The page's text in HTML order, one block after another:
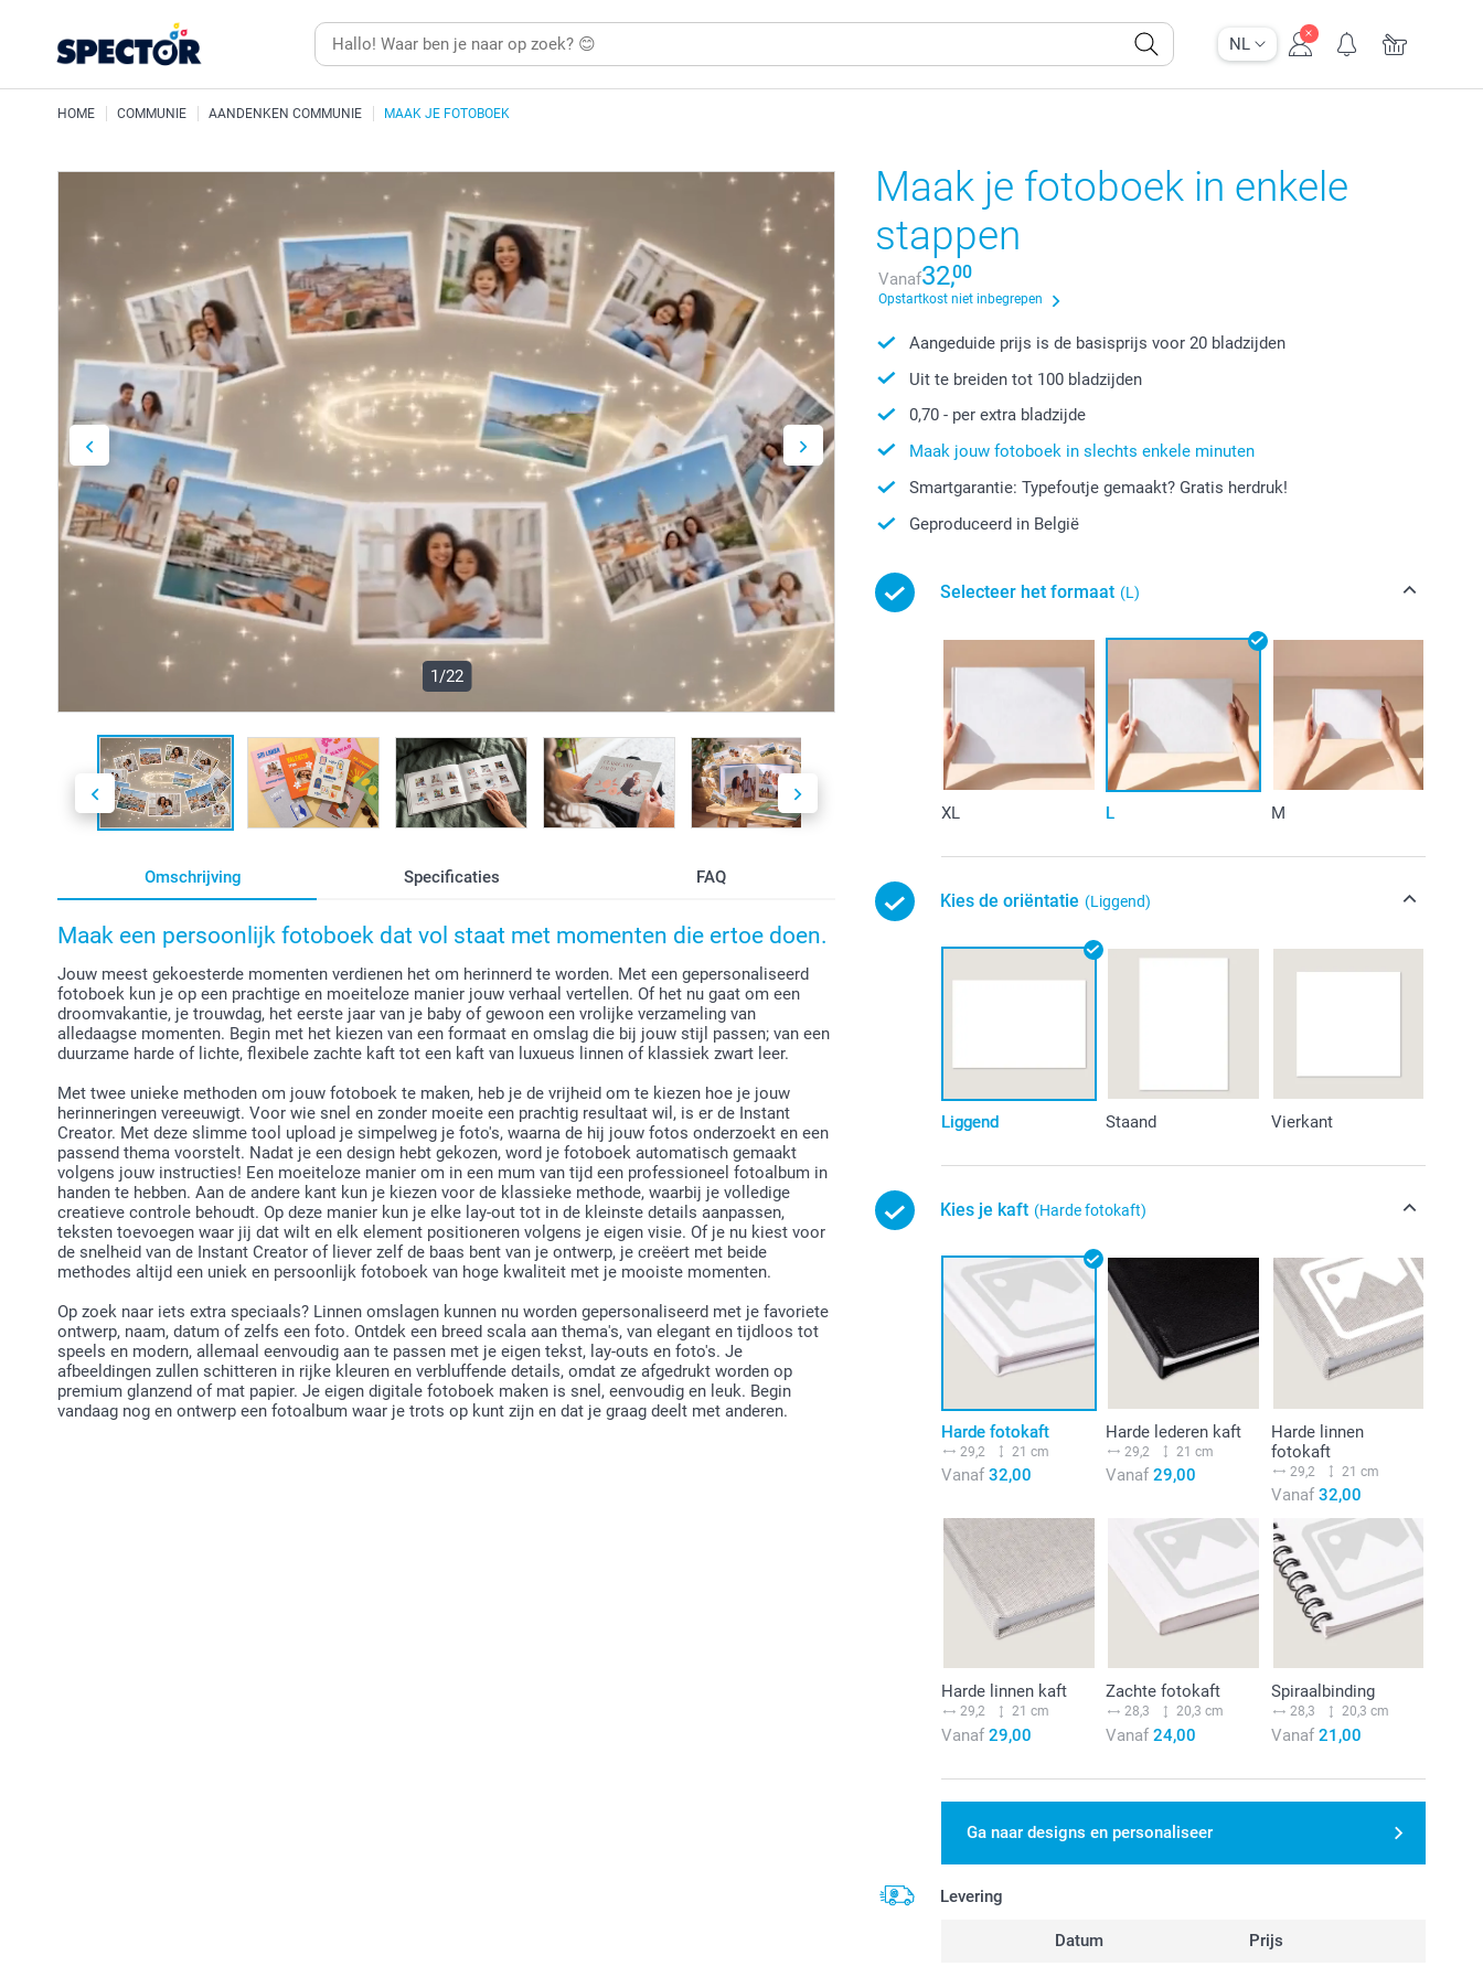
NL
HOME COMMUNIE AANDENKEN COMMUNIE MAAK JE FOTOBOEK
1/22
Omschrijving Specificaties FAQ
Maak een persoonlijk fotoboek dat vol staat met momenten die ertoe doen.
Jouw meest gekoesterde momenten verdienen het om herinnerd te worden. Met een gepersonaliseerd
fotoboek kun je op een prachtige en moeiteloze manier jouw verhaal vertellen. Of het nu gaat om een
droomvakantie, je trouwdag, het eerste jaar van je baby of gewoon een vrolijke verzameling van
alledaagse momenten. Begin met het kiezen van een formaat en omslag die bij jouw stijl passen; van een
duurzame harde of lichte, flexibele zachte kaft tot een kaft van luxueus linnen of klassiek zwart leer.
Met twee unieke methoden om jouw fotoboek te maken, heb je de vrijheid om te kiezen hoe je jouw
herinneringen vereeuwigt. Voor wie snel en zonder moeite een prachtig resultaat wil, is er de Instant
Creator. Met deze slimme tool upload je simpelweg je foto's, waarna de hij jouw fotos onderzoekt en een
passend thema voorstelt. Nadat je een design hebt gekozen, word je fotoboek automatisch gemaakt
volgens jouw instructies! Een moeiteloze manier om in een mum van tijd een professioneel fotoalbum in
handen te hebben. Aan de andere kant kun je kiezen voor de klassieke methode, waarbij je volledige
creatieve controle behoudt. Op deze manier kun je elke lay-out tot in de kleinste details aanpassen,
teksten toevoegen waar jij dat wilt en elk element positioneren volgens je eigen visie. Of je nu kiest voor
de snelheid van de Instant Creator of liever zelf de baas bent van je ontwerp, je creëert met beide
methodes altijd een uniek en persoonlijk fotoboek van hoge kwaliteit met je mooiste momenten.
Op zoek naar iets extra speciaals? Linnen omslagen kunnen nu worden gepersonaliseerd met je favoriete
ontwerp, naam, datum of zelfs een foto. Ontdek een breed scala aan thema's, van elegant en tijdloos tot
speels en modern, allemaal eenvoudig aan te passen met je eigen tekst, lay-outs en foto's. Je
afbeeldingen zullen schitteren in rijke kleuren en verbluffende details, omdat ze afgedrukt worden op
premium glanzend of mat papier. Je eigen digitale fotoboek maken is snel, eenvoudig en leuk. Begin
vandaag nog en ontwerp een fotoalbum waar je trots op kunt zijn en dat je graag deelt met anderen.
Maak je fotoboek in enkele
stappen
Vanaf32,00
Opstartkost niet inbegrepen
Aangeduide prijs is de basisprijs voor20 bladzijden
Uit te breiden tot 100 bladzijden
0,70 - per extra bladzijde
Maak jouw fotoboek in slechts enkele minuten
Smartgarantie: Typefoutje gemaakt? Gratis herdruk!
Geproduceerd in België
Selecteer het formaat (L)
XL L M
Kies de oriëntatie (Liggend)
Liggend Staand Vierkant
Kies je kaft (Harde fotokaft)
Harde fotokaft
29,2 21 cm
Vanaf 32,00
Harde lederen kaft
29,2 21 cm
Vanaf 29,00
Harde linnen
fotokaft
29,2 21 cm
Vanaf32,00
Harde linnen kaft
29,2 21 cm
Vanaf 29,00
Zachte fotokaft
28,3 20,3 cm
Vanaf 24,00
Spiraalbinding
28,3 20,3 cm
Vanaf21,00
Ga naar designs en personaliseer
Levering
Datum Prijs